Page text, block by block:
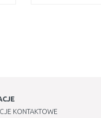
KONTAKTOWE